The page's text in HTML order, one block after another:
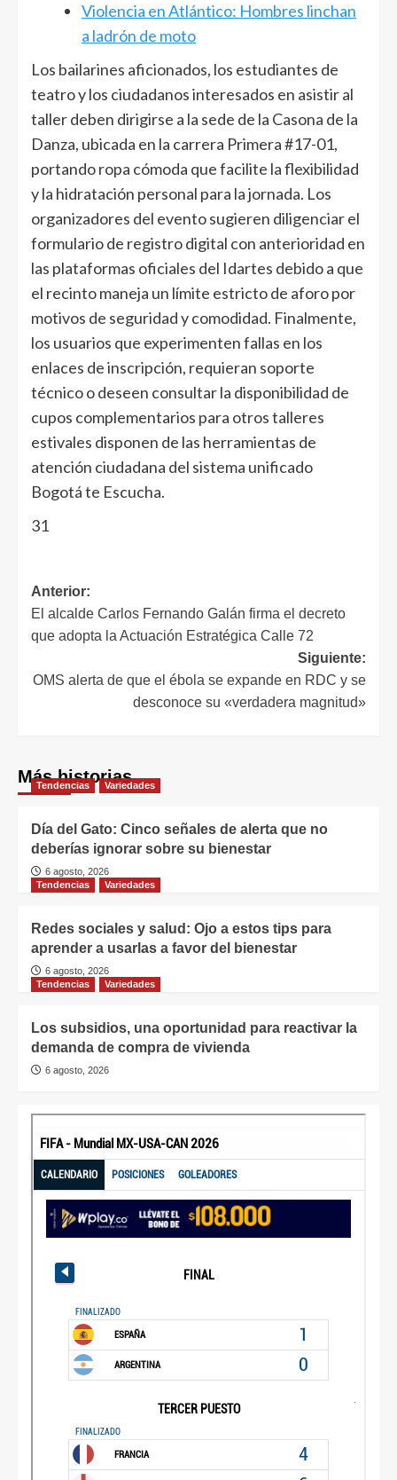
Violencia en Atlántico: Hombres linchan
a ladrón de moto
Los bailarines aficionados, los estudiantes de
teatro y los ciudadanos interesados en asistir al
taller deben dirigirse a la sede de la Casona de la
Danza, ubicada en la carrera Primera #17-01,
portando ropa cómoda que facilite la flexibilidad
y la hidratación personal para la jornada. Los
organizadores del evento sugieren diligenciar el
formulario de registro digital con anterioridad en
las plataformas oficiales del Idartes debido a que
el recinto maneja un límite estricto de aforo por
motivos de seguridad y comodidad. Finalmente,
los usuarios que experimenten fallas en los
enlaces de inscripción, requieran soporte
técnico o deseen consultar la disponibilidad de
cupos complementarios para otros talleres
estivales disponen de las herramientas de
atención ciudadana del sistema unificado
Bogotá te Escucha.
31
Anterior:
El alcalde Carlos Fernando Galán firma el decreto
que adopta la Actuación Estratégica Calle 72
Siguiente:
OMS alerta de que el ébola se expande en RDC y se
desconoce su «verdadera magnitud»
Más historias
Tendencias Variedades
Día del Gato: Cinco señales de alerta que no
deberías ignorar sobre su bienestar
6 agosto, 2026
Tendencias
Variedades
Redes sociales y salud: Ojo a estos tips para
aprender a usarlas a favor del bienestar
6 agosto, 2026
Tendencias
Variedades
Los subsidios, una oportunidad para reactivar la
demanda de compra de vivienda
6 agosto, 2026